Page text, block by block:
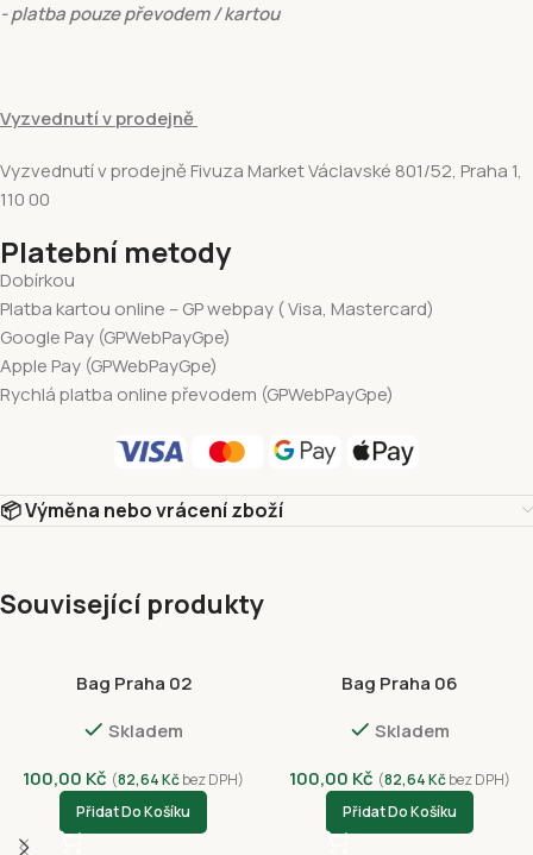
- platba pouze převodem / kartou
Vyzvednutí v prodejně
Vyzvednutí v prodejně Fivuza Market Václavské 801/52, Praha 1,
110 00
Platební metody
Dobírkou
Platba kartou online – GP webpay ( Visa, Mastercard)
Google Pay (GPWebPayGpe)
Apple Pay (GPWebPayGpe)
Rychlá platba online převodem (GPWebPayGpe)
📦 Výměna nebo vrácení zboží
Související produkty
Bag Praha 02
Skladem
100,00 Kč (82,64Kčbez DPH)
Přidat Do Košíku
Bag Praha 06
Skladem
100,00 Kč (82,64Kčbez DPH)
Přidat Do Košíku